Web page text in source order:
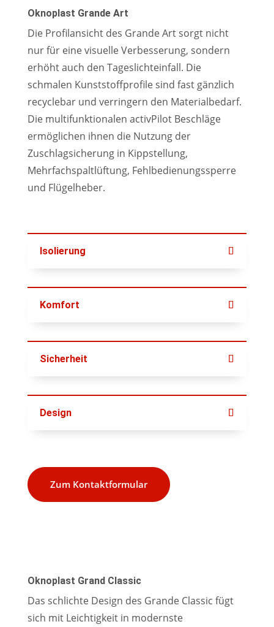
Oknoplast Grande Art
Die Profilansicht des Grande Art sorgt nicht
nur für eine visuelle Verbesserung, sondern
erhöht auch den Tageslichteinfall. Die
schmalen Kunststoffprofile sind fast gänzlich
recyclebar und verringern den Materialbedarf.
Die multifunktionalen activPilot Beschläge
ermöglichen ihnen die Nutzung der
Zuschlagsicherung in Kippstellung,
Mehrfachspaltlüftung, Fehlbedienungssperre
und Flügelheber.
Isolierung
Komfort
Sicherheit
Design
Zum Kontaktformular
Oknoplast Grand Classic
Das schlichte Design des Grande Classic fügt
sich mit Leichtigkeit in modernste